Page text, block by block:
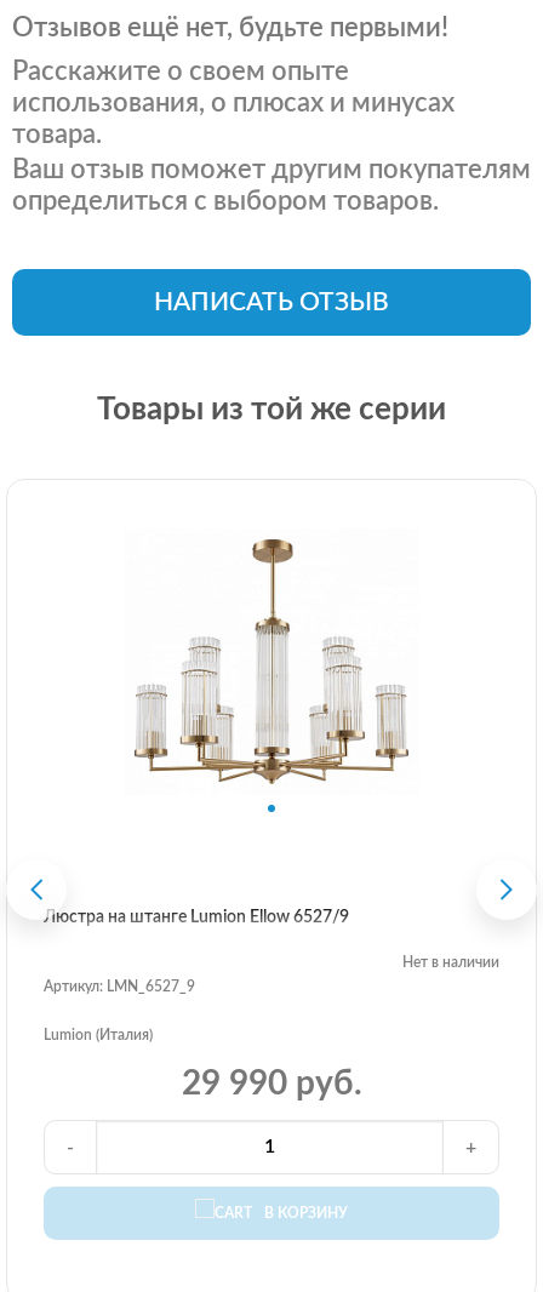
Отзывов ещё нет, будьте первыми!
Расскажите о своем опыте
использования, о плюсах и минусах
товара.
Ваш отзыв поможет другим покупателям
определиться с выбором товаров.
НАПИСАТЬ ОТЗЫВ
Товары из той же серии
Люстра на штанге Lumion Ellow 6527/9
Нет в наличии
Артикул: LMN_6527_9
Lumion (Италия)
29 990 руб.
В КОРЗИНУ
- +